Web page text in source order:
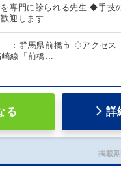
専門に診られる先生 ◆手技
迎します
群馬県前橋市 ◇アクセス
線「前橋…
る 詳
掲載